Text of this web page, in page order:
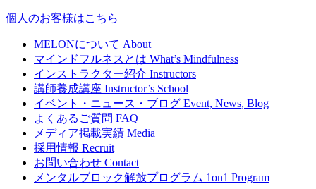
個人のお客様はこちら
MELONについて About
マインドフルネスとは What’s Mindfulness
インストラクター紹介 Instructors
講師養成講座 Instructor’s School
イベント・ニュース・ブログ Event, News, Blog
よくあるご質問 FAQ
メディア掲載実績 Media
採用情報 Recruit
お問い合わせ Contact
メンタルブロック解放プログラム 1on1 Program